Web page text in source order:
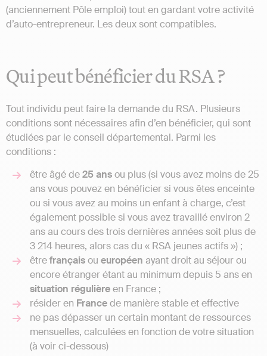
(anciennement Pôle emploi) tout en gardant votre activité
d’auto-entrepreneur. Les deux sont compatibles.
Qui peut bénéficier du RSA ?
Tout individu peut faire la demande du RSA. Plusieurs
conditions sont nécessaires afin d’en bénéficier, qui sont
étudiées par le conseil départemental. Parmi les
conditions :
être âgé de25 ansou plus (si vous avez moins de 25
ans vous pouvez en bénéficier si vous êtes enceinte
ou si vous avez au moins un enfant à charge, c’est
également possible si vous avez travaillé environ 2
ans au cours des trois dernières années soit plus de
3 214 heures, alors cas du « RSA jeunes actifs ») ;
êtrefrançaisou européen ayant droit au séjour ou
encore étranger étant au minimum depuis 5 ans en
situation régulièreen France ;
résider en Francede manière stable et effective
ne pas dépasser un certain montant de ressources
mensuelles, calculées en fonction de votre situation
(à voir ci-dessous)